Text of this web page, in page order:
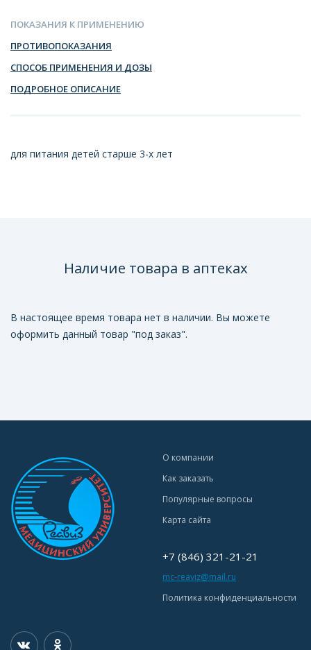
ПОКАЗАНИЯ К ПРИМЕНЕНИЮ
ПРОТИВОПОКАЗАНИЯ
СПОСОБ ПРИМЕНЕНИЯ И ДОЗЫ
ПОДРОБНОЕ ОПИСАНИЕ
для питания детей старше 3-х лет
Наличие товара в аптеках
В настоящее время товара нет в наличии. Вы можете
оформить данный товар "под заказ".
О компании
Как заказать
Популярные вопросы
Карта сайта
+7 (846) 321-21-21
mc-reaviz@mail.ru
Политика конфиденциальности